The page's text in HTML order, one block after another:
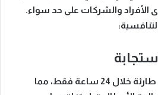
الأفراد والشركات على حد سواء.
، توفر الشركة خدمات طارئة خلال 24 ساعة فقط، مما